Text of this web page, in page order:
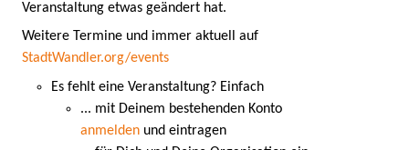
Veranstaltung etwas geändert hat.
Weitere Termine und immer aktuell auf
StadtWandler.org/events
Es fehlt eine Veranstaltung? Einfach
... mit Deinem bestehenden Konto
anmelden und eintragen